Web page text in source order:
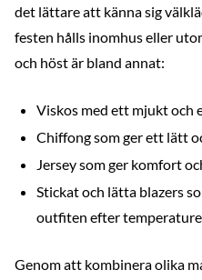
det lättare att känna sig
festen hålls inomhus eller
och höst är bland annat:
Viskos med ett mjukt och
Chiffong som ger ett lätt
Jersey som ger komfort
Stickat och lätta blazers
outfiten efter
Genom att kombinera olika